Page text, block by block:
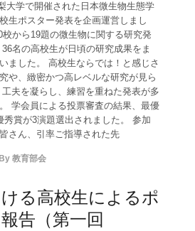
大学で開催された日本微生物生態学
生ポスター発表を企画運営しまし
から19題の微生物に関する研究発
名の高校生が日頃の研究成果をま
ました。 高校生ならでは！と感じさ
や、緻密かつ高レベルな研究が見ら
夫を凝らし、練習を重ねた発表が多
学会員による投票審査の結果、最優
秀賞が3演題選出されました。 参加
さん、引率ご指導された先
By 教育部会
る高校生によるポ
報告（第一回